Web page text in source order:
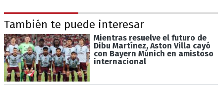
También te puede interesar
Mientras resuelve el futuro de
Dibu Martínez, Aston Villa cayó
con Bayern Múnich en amistoso
internacional